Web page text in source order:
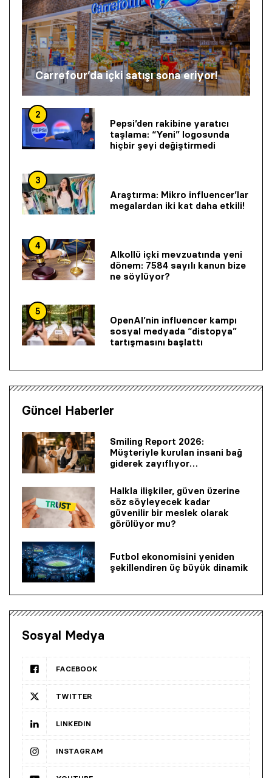
Carrefour’da içki satışı sona eriyor!
2
Pepsi’den rakibine yaratıcı
taşlama: “Yeni” logosunda
hiçbir şeyi değiştirmedi
3
Araştırma: Mikro influencer’lar
megalardan iki kat daha etkili!
4
Alkollü içki mevzuatında yeni
dönem: 7584 sayılı kanun bize
ne söylüyor?
5
OpenAI’nin influencer kampı
sosyal medyada “distopya”
tartışmasını başlattı
Güncel Haberler
Smiling Report 2026:
Müşteriyle kurulan insani bağ
giderek zayıflıyor…
Halkla ilişkiler, güven üzerine
söz söyleyecek kadar
güvenilir bir mes­lek olarak
görülüyor mu?
Futbol ekonomisini yeniden
şekillendiren üç büyük dinamik
Sosyal Medya
FACEBOOK
TWITTER
LINKEDIN
INSTAGRAM